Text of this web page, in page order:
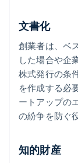
文書化
創業者は、ベ
した場合や企
株式発行の条
を作成する必
ートアップの
の紛争を防ぐ
知的財産